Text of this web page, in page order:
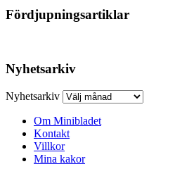
Fördjupningsartiklar
Nyhetsarkiv
Nyhetsarkiv
Om Minibladet
Kontakt
Villkor
Mina kakor